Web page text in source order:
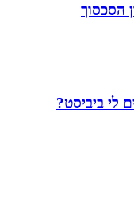
הסכסוך
לי ביביסט?